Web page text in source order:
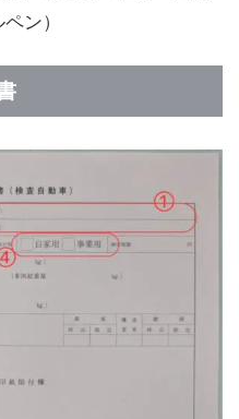
ン）